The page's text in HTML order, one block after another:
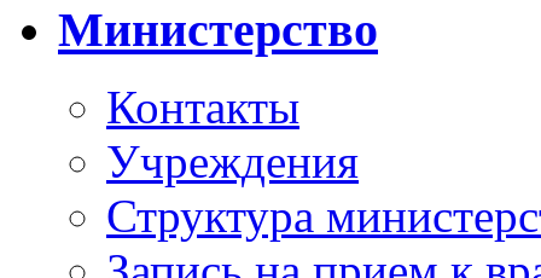
Министерство
Контакты
Учреждения
Структура